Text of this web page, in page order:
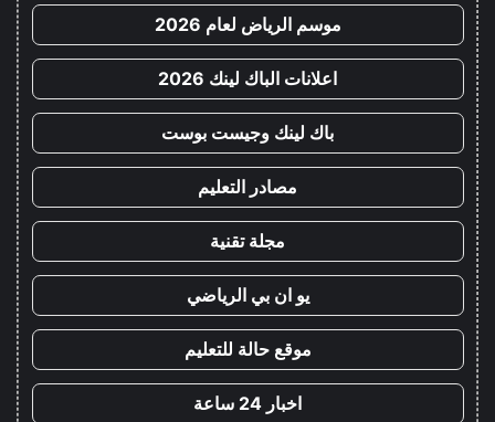
موسم الرياض لعام 2026
اعلانات الباك لينك 2026
باك لينك وجيست بوست
مصادر التعليم
مجلة تقنية
يو ان بي الرياضي
موقع حالة للتعليم
اخبار 24 ساعة